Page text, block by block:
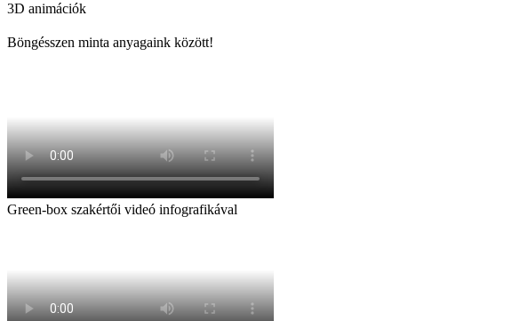
3D animációk
Böngésszen minta anyagaink között!
Green-box szakértői videó infografikával